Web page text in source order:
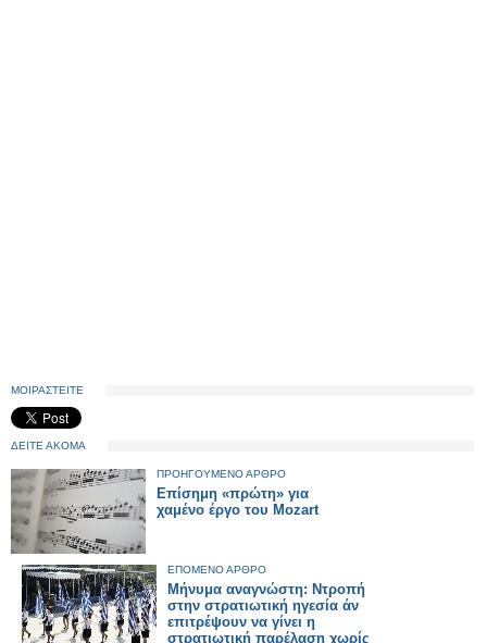
ΜΟΙΡΑΣΤΕΙΤΕ
ΔΕΙΤΕ ΑΚΟΜΑ
ΠΡΟΗΓΟΥΜΕΝΟ ΑΡΘΡΟ
Επίσημη «πρώτη» για
χαμένο έργο του Mozart
ΕΠΟΜΕΝΟ ΑΡΘΡΟ
Μήνυμα αναγνώστη: Ντροπή
στην στρατιωτική ηγεσία άν
επιτρέψουν να γίνει η
στρατιωτική παρέλαση χωρίς